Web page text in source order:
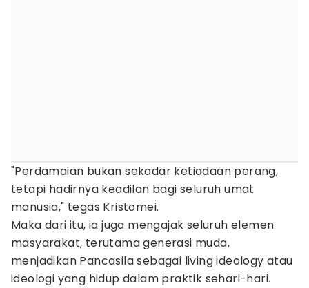
"Perdamaian bukan sekadar ketiadaan perang,
tetapi hadirnya keadilan bagi seluruh umat
manusia," tegas Kristomei.
Maka dari itu, ia juga mengajak seluruh elemen
masyarakat, terutama generasi muda,
menjadikan Pancasila sebagai living ideology atau
ideologi yang hidup dalam praktik sehari-hari.